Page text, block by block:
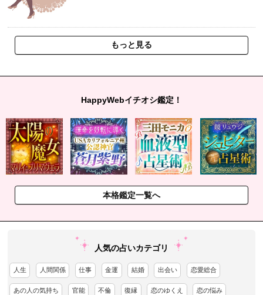
もっと見る
HappyWebイチオシ鑑定！
本格鑑定一覧へ
人気の占いカテゴリ
人生 人間関係 仕事 金運 結婚 出会い 恋愛総合
あの人の気持ち 官能 不倫 復縁 恋のゆくえ 恋の悩み